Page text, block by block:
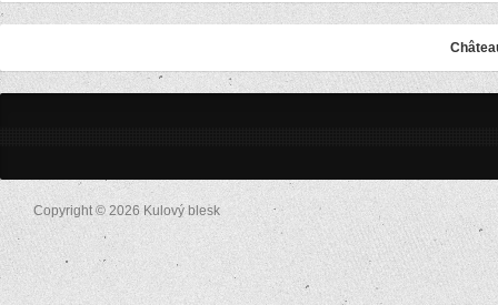
Copyright © 2026 Kulový blesk